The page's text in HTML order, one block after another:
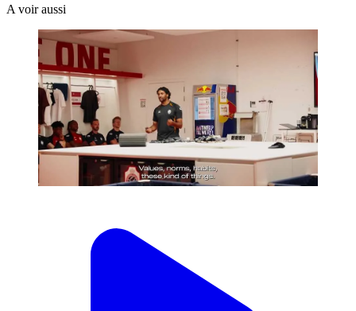
A voir aussi